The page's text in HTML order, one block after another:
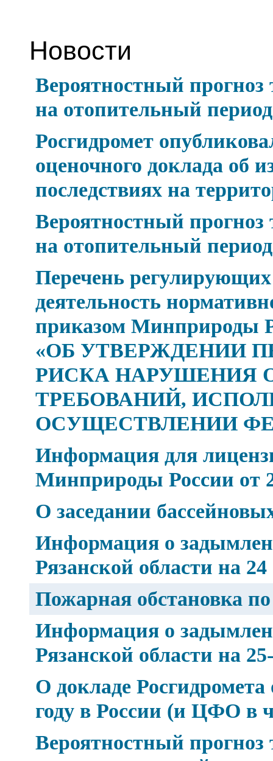
Новости
Вероятностный
на отопительный
Росгидромет
оценочного доклада об
последствиях на
Вероятностный
на отопительный
Перечень
деятельность
приказом Минприроды
«ОБ УТВЕРЖДЕНИИ
РИСКА НАРУШЕНИЯ
ТРЕБОВАНИЙ,
ОСУЩЕСТВЛЕНИИ
Информация для
Минприроды России от
О заседании
Информация о
Рязанской области на 24
Пожарная обстановка
Информация о
Рязанской области на
О докладе Росгидромета
году в России (и ЦФО в
Вероятностный прогноз